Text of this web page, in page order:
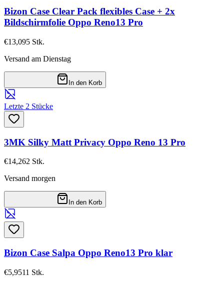
Bizon Case Clear Pack flexibles Case + 2x
Bildschirmfolie Oppo Reno13 Pro
€13,095 Stk.
Versand am Dienstag
In den Korb
Letzte 2 Stücke
3MK Silky Matt Privacy Oppo Reno 13 Pro
€14,262 Stk.
Versand morgen
In den Korb
Bizon Case Salpa Oppo Reno13 Pro klar
€5,9511 Stk.